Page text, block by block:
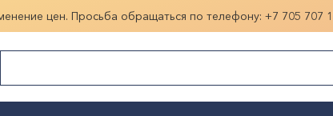
цен. Просьба обращаться по телефону: +7 705 707